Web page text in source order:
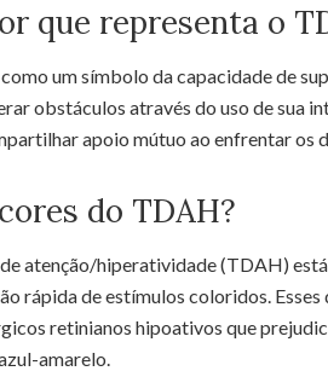
que representa o
um símbolo da capacidade de
obstáculos através do uso de sua
apoio mútuo ao enfrentar os
do TDAH?
atenção/hiperatividade (TDAH)
rápida de estímulos coloridos.
retinianos hipoativos que
amarelo.